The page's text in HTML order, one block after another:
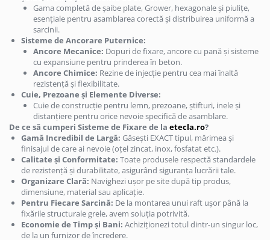
Huse si protectii diverse pentru
Huse si protectii pentru Nokia 230
Huse si protectii pentru Nothing
Phone
Huse si protectii pentru Nothing
Phone 1
Huse si protectii pentru Nothing
Phone 2a
Huse si protectii pentru Nothing
Technology Limited Nothing Phone
3a Pro
Huse si protectii pentru Oppo
Huse si protectii diverse pentru
Oppo
Huse si protectii pentru Oppo 14FS
5G
Gama completă de șaibe plate, Grower, hexagonale și piulițe,
esențiale pentru asamblarea corectă și distribuirea uniformă a
sarcinii.
Sisteme de Ancorare Puternice:
Ancore Mecanice: Dopuri de fixare, ancore cu pană și sisteme
cu expansiune pentru prinderea în beton.
Ancore Chimice: Rezine de injecție pentru cea mai înaltă
rezistență și flexibilitate.
Cuie, Prezoane și Elemente Diverse:
Cuie de construcție pentru lemn, prezoane, știfturi, inele și
distanțiere pentru orice nevoie specifică de asamblare.
De ce să cumperi Sisteme de Fixare de la etecla.ro?
Gamă Incredibil de Largă: Găsești EXACT tipul, mărimea și
finisajul de care ai nevoie (oțel zincat, inox, fosfatat etc.).
Calitate și Conformitate: Toate produsele respectă standardele
de rezistență și durabilitate, asigurând siguranța lucrării tale.
Organizare Clară: Navighezi ușor pe site după tip produs,
dimensiune, material sau aplicație.
Pentru Fiecare Sarcină: De la montarea unui raft ușor până la
fixările structurale grele, avem soluția potrivită.
Economie de Timp și Bani: Achiziționezi totul dintr-un singur loc,
de la un furnizor de încredere.